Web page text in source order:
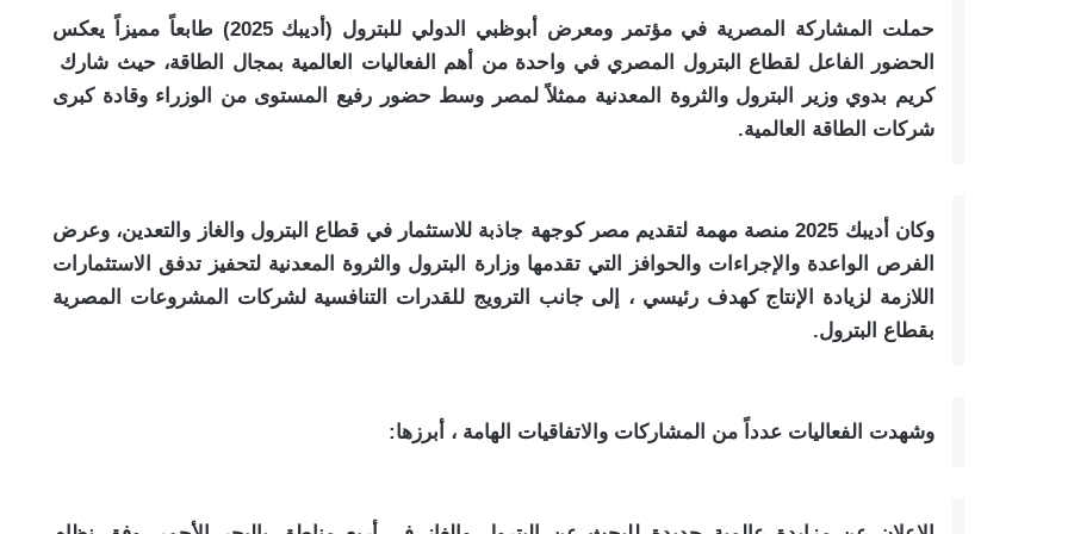
حملت المشاركة المصرية في مؤتمر ومعرض أبوظبي الدولي للبترول (أديبك 2025) طابعاً مميزاً يعكس
الحضور الفاعل لقطاع البترول المصري في واحدة من أهم الفعاليات العالمية بمجال الطاقة، حيث شارك
كريم بدوي وزير البترول والثروة المعدنية ممثلاً لمصر وسط حضور رفيع المستوى من الوزراء وقادة كبرى
شركات الطاقة العالمية.
وكان أديبك 2025 منصة مهمة لتقديم مصر كوجهة جاذبة للاستثمار في قطاع البترول والغاز والتعدين، وعرض
الفرص الواعدة والإجراءات والحوافز التي تقدمها وزارة البترول والثروة المعدنية لتحفيز تدفق الاستثمارات
اللازمة لزيادة الإنتاج كهدف رئيسي ، إلى جانب الترويج للقدرات التنافسية لشركات المشروعات المصرية
بقطاع البترول.
وشهدت الفعاليات عدداً من المشاركات والاتفاقيات الهامة ، أبرزها: